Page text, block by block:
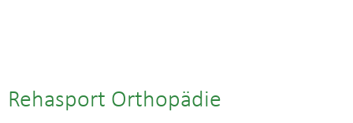
Rehasport Orthopädie
30.06.25| 18:00